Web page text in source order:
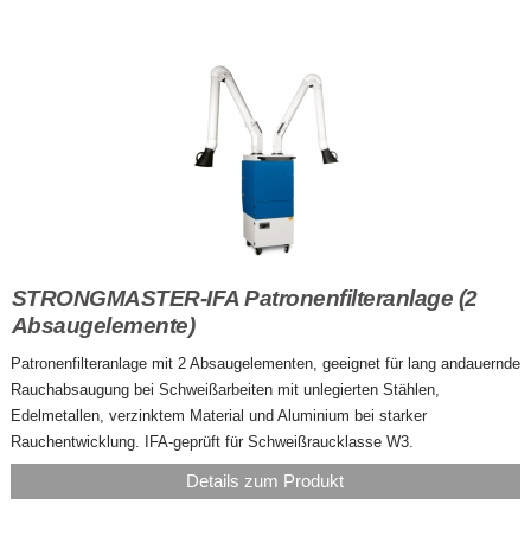
STRONGMASTER-IFA Patronenfilteranlage (2
Absaugelemente)
Patronenfilteranlage mit 2 Absaugelementen, geeignet für lang andauernde
Rauchabsaugung bei Schweißarbeiten mit unlegierten Stählen,
Edelmetallen, verzinktem Material und Aluminium bei starker
Rauchentwicklung. IFA-geprüft für Schweißraucklasse W3.
Details zum Produkt